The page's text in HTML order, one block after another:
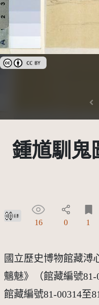
創用CC姓名標示 3.0 台
鍾馗馴鬼
創用CC姓名標示 3.0 台灣及其後
16 0 1
國立歷史博物館藏溥
魑魅》（館藏編號81-
館藏編號81-00314至